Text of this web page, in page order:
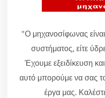
"Ο μηχανοσίφωνας
συστήματος, είτε
Έχουμε εξειδίκευση
αυτό μπορούμε να σας
έργα μας.